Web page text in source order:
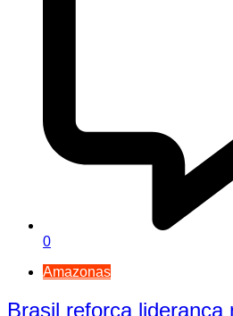
0
Amazonas
Brasil reforça liderança